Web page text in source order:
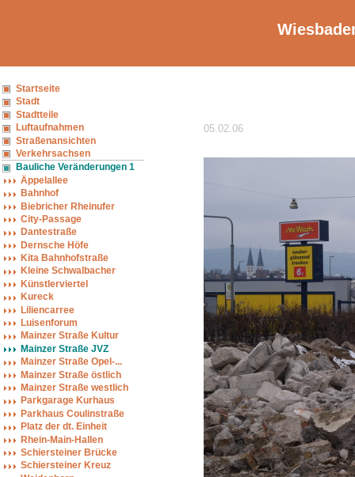
Startseite
Stadt
Stadtteile
Luftaufnahmen
Straßenansichten
Verkehrsachsen
Bauliche Veränderungen 1
Äppelallee
Bahnhof
Biebricher Rheinufer
City-Passage
Dantestraße
Dernsche Höfe
Kita Bahnhofstraße
Kleine Schwalbacher
Künstlerviertel
Kureck
Liliencarree
Luisenforum
Mainzer Straße Kultur
Mainzer Straße JVZ
Mainzer Straße Opel-...
Mainzer Straße östlich
Mainzer Straße westlich
Parkgarage Kurhaus
Parkhaus Coulinstraße
Platz der dt. Einheit
Rhein-Main-Hallen
Schiersteiner Brücke
Schiersteiner Kreuz
05.02.06